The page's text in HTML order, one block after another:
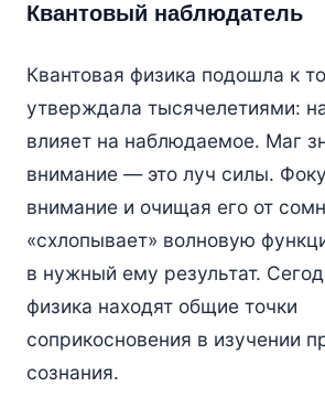
Квантовый наблюдатель
Квантовая физика подошла к
утверждала тысячелетиями:
влияет на наблюдаемое. Маг
внимание — это луч силы.
внимание и очищая его от
«схлопывает» волновую
в нужный ему результат.
физика находят общие точки
соприкосновения в изучении
сознания.